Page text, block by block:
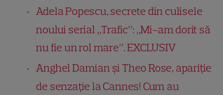
Adela Popescu, secrete din culisele
noului serial „Trafic”: „Mi-am dorit să
nu fie un rol mare”. EXCLUSIV
Anghel Damian și Theo Rose, apariție
de senzație la Cannes! Cum au